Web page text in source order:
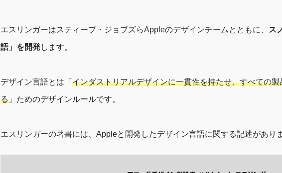
エスリンガーはスティーブ・ジョブズらAppleのデザインチームとともに、 ス
語」を開発します。
デザイン言語とは「 インダストリアルデザインに一貫性を持たせ、すべての
る 」ためのデザインルールです。
エスリンガーの著書には、Appleと開発したデザイン言語に関する記述があり